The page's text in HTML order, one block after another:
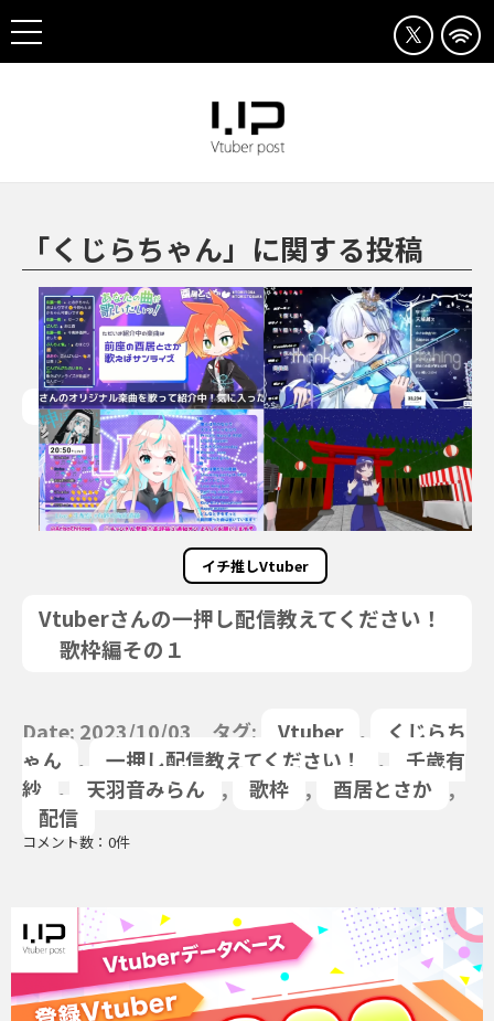
「くじらちゃん」に関する投稿
イチ推しVtuber
Vtuberさんの一押し配信教えてください！
歌枠編その１
Date: 2023/10/03 タグ: Vtuber ,
くじらち
ゃん
, 一押し配信教えてください！ ,
千歳有
紗
, 天羽音みらん , 歌枠 , 酉居とさか
,
配信
コメント数：0件